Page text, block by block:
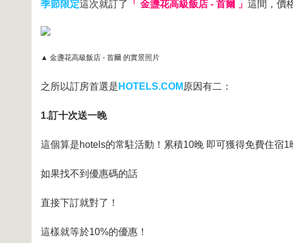
季節限定這次就訂了 「 金盞花高級飯店 - 首爾 」 這間，價
▲ 金盞花高級飯店 - 首爾 的實景照片
之所以訂房首選是 HOTELS.COM 原因有二：
1.訂十次送一晚
這個算是hotels的常駐活動！累積10晚 即可獲得免費住宿
如果找不到優惠碼的話
直接下訂就對了！
這樣就等於10%的優惠！